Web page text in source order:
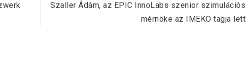
Szaller Ádám, az EPIC InnoLabs szenior szimulációs
mérnöke az IMEKO tagja lett